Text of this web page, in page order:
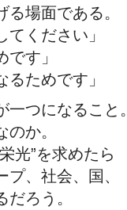
場面である。
てください」
です」
るためです」
一つになること
か。
光”を求めたら
、社会、国、
ろう。